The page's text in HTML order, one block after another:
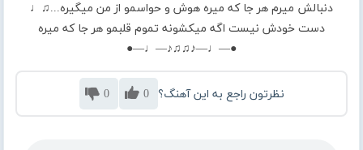
دنبالش میرم هر جا که میره هوش و حواسمو از من میگیره...♫♩
دست خودش نیست اگه میکشونه تموم قلبمو هر جا که میره
●—♩—♪♫♫♪—♩—●
نظرتون راجع به این آهنگ؟ 0
0